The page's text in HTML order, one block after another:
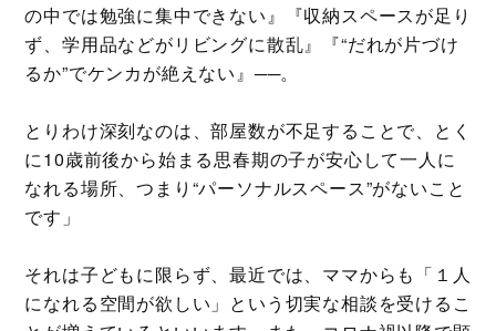
の中では勉強に集中できない』『収納スペースが足り
ず、学用品などがリビングに散乱』『“だれが片づけ
るか”でケンカが絶えない』──。
とりわけ深刻なのは、部屋数が不足することで、とく
に10歳前後から始まる思春期の子が安心して一人に
なれる場所、つまり“パーソナルスペース”がないこと
です」
それは子どもに限らず、最近では、ママからも「１人
になれる空間が欲しい」という切実な相談を受けるこ